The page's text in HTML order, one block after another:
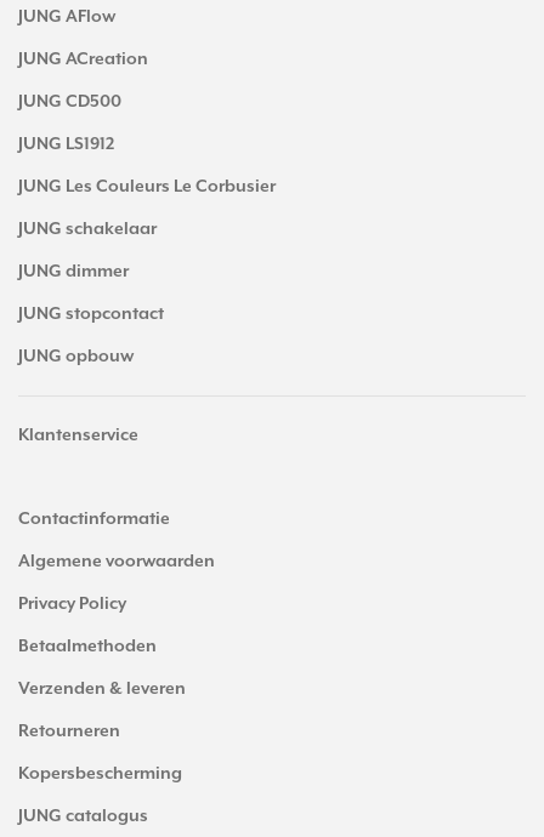
JUNG AFlow
JUNG ACreation
JUNG CD500
JUNG LS1912
JUNG Les Couleurs Le Corbusier
JUNG schakelaar
JUNG dimmer
JUNG stopcontact
JUNG opbouw
Klantenservice
Contactinformatie
Algemene voorwaarden
Privacy Policy
Betaalmethoden
Verzenden & leveren
Retourneren
Kopersbescherming
JUNG catalogus